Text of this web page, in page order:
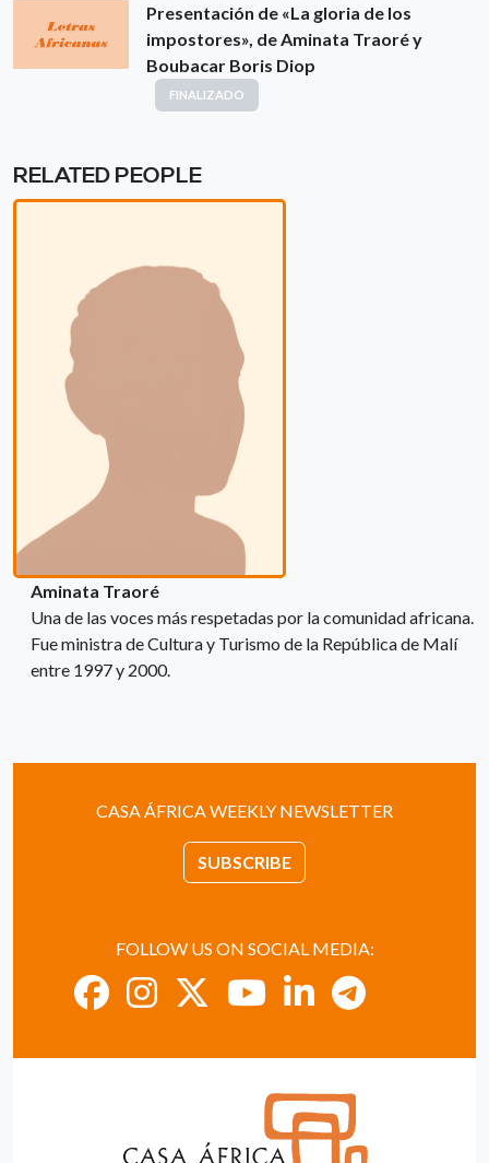
Presentación de «La gloria de los
impostores», de Aminata Traoré y
Boubacar Boris Diop
FINALIZADO
RELATED PEOPLE
Aminata Traoré
Una de las voces más respetadas por la comunidad africana.
Fue ministra de Cultura y Turismo de la República de Malí
entre 1997 y 2000.
CASA ÁFRICA WEEKLY NEWSLETTER
SUBSCRIBE
FOLLOW US ON SOCIAL MEDIA: